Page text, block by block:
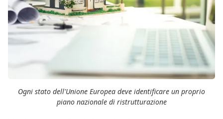
Ogni stato dell'Unione Europea deve identificare un proprio
piano nazionale di ristrutturazione